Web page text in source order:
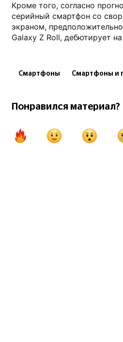
Кроме того, согласно
серийный смартфон со
экраном,
Galaxy Z Roll, дебютирует
Смартфоны Смартфоны и
Понравился материал?